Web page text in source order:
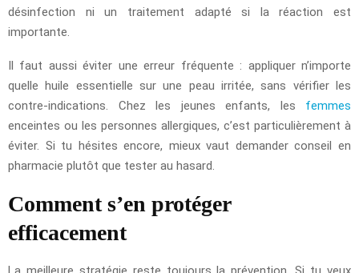
désinfection ni un traitement adapté si la réaction est
importante.
Il faut aussi éviter une erreur fréquente : appliquer n’importe
quelle huile essentielle sur une peau irritée, sans vérifier les
contre-indications. Chez les jeunes enfants, les femmes
enceintes ou les personnes allergiques, c’est particulièrement à
éviter. Si tu hésites encore, mieux vaut demander conseil en
pharmacie plutôt que tester au hasard.
Comment s’en protéger
efficacement